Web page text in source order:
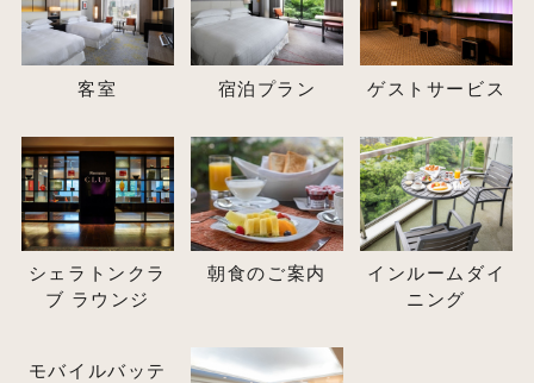
客室 宿泊プラン ゲストサービス
シェラトンクラ
ブ ラウンジ
朝食のご案内
インルームダイ
ニング
モバイルバッテ